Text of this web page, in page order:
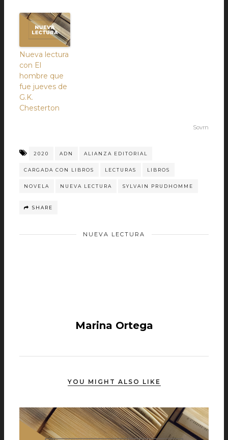
Nueva lectura
con El
hombre que
fue jueves de
G.K.
Chesterton
Sovrn
2020 ADN ALIANZA EDITORIAL
CARGADA CON LIBROS LECTURAS LIBROS
NOVELA NUEVA LECTURA SYLVAIN PRUDHOMME
SHARE
NUEVA LECTURA
Marina Ortega
YOU MIGHT ALSO LIKE